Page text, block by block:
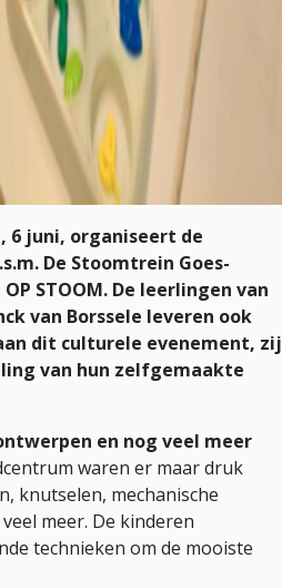
6 juni, organiseert de
De Stoomtrein Goes-
STOOM. De leerlingen van
van Borssele leveren ook
dit culturele evenement, zij
van hun zelfgemaakte
en nog veel meer
waren er maar druk
knutselen, mechanische
meer. De kinderen
technieken om de mooiste